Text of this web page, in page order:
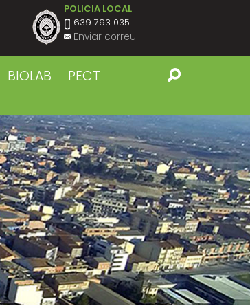
POLICIA LOCAL
639 793 035
Enviar correu
BIOLAB
PECT